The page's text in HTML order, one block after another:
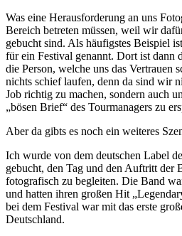
Was eine Herausforderung an uns
Bereich betreten müssen, weil wir
gebucht sind. Als häufigstes Beispiel
für ein Festival genannt. Dort ist dann
die Person, welche uns das Vertrauen
nichts schief laufen, denn da sind wir
Job richtig zu machen, sondern auch
„bösen Brief“ des Tourmanagers zu
Aber da gibts es noch ein weiteres
Ich wurde von dem deutschen Label
gebucht, den Tag und den Auftritt der
fotografisch zu begleiten. Die Band
und hatten ihren großen Hit
bei dem Festival war mit das erste
Deutschland.